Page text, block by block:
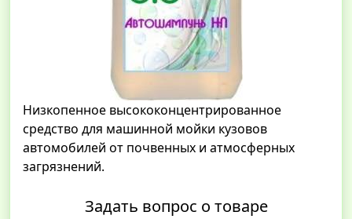
Низкопенное высококонцентрированное
средство для машинной мойки кузовов
автомобилей от почвенных и атмосферных
загрязнений.
Задать вопрос о товаре